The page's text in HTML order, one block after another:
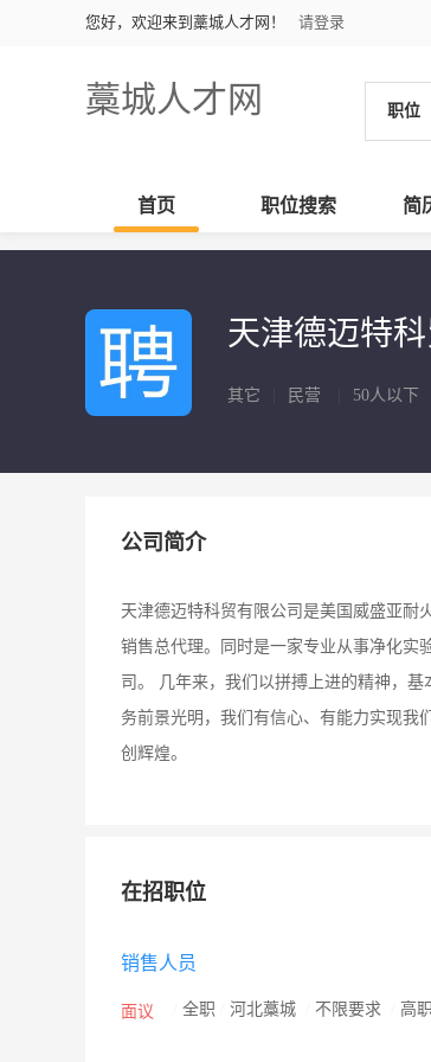
您好，欢迎来到藁城人才网！ 请登录
藁城人才网 职位
首页 职位搜索 简
天津德迈特
其它 民营 50人以下
公司简介
天津德迈特科贸有限公司是美国威盛亚耐
销售总代理。同时是一家专业从事净化实
司。 几年来，我们以拼搏上进的精神，
务前景光明，我们有信心、有能力实现我
创辉煌。
在招职位
销售人员
面议 全职 河北藁城 不限要求 高职